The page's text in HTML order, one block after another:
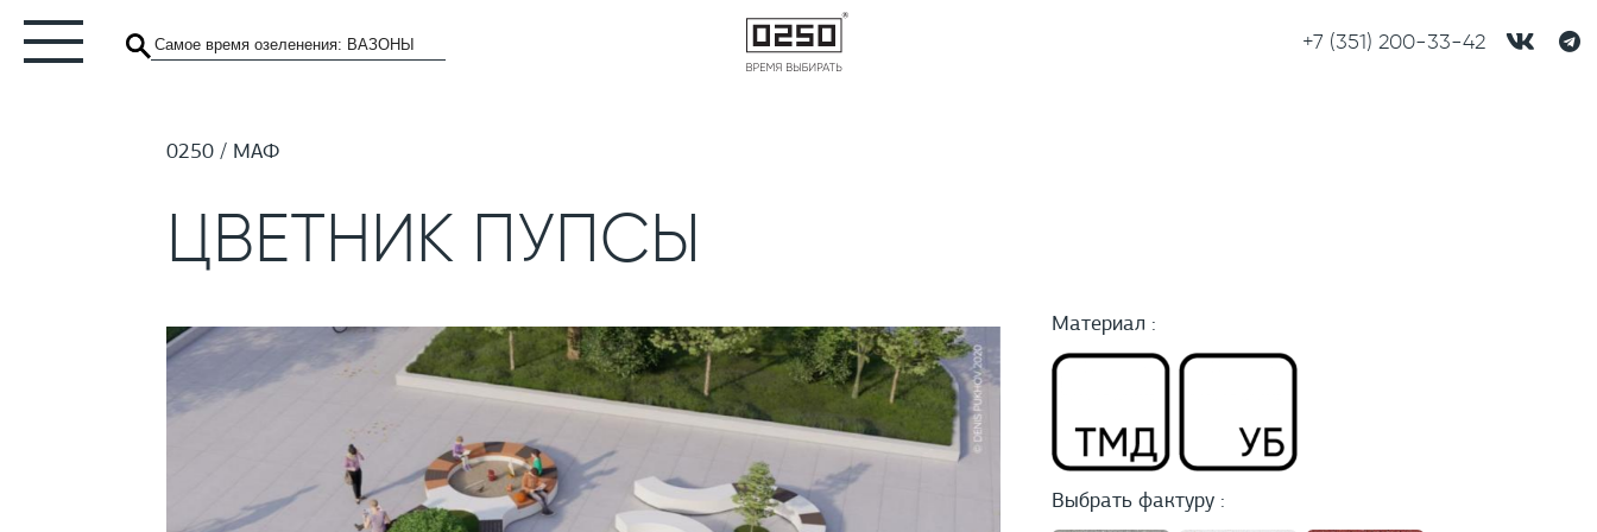
+7 (351) 200-33-42
0250 МАФ
ЦВЕТНИК ПУПСЫ
Материал :
Выбрать фактуру :